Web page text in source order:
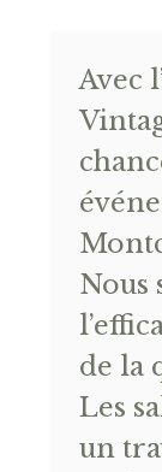
Avec
Nous
de la
Les
un